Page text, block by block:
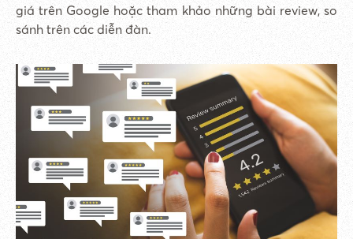
giá trên Google hoặc tham khảo những bài review, so
sánh trên các diễn đàn.